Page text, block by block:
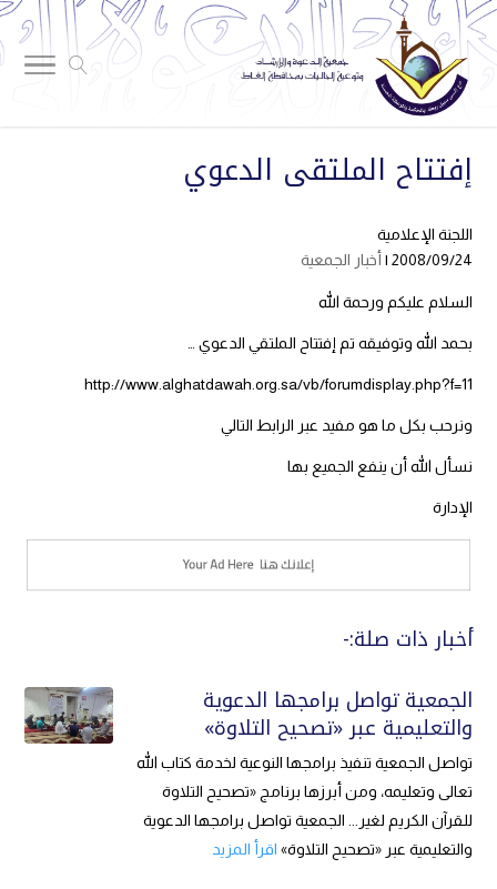
إفتتاح الملتقى الدعوي
اللجنة الإعلامية
2008/09/24 |
أخبار الجمعية
السلام عليكم ورحمة الله
بحمد الله وتوفيقه تم إفتتاح الملتقي الدعوي …
http://www.alghatdawah.org.sa/vb/forumdisplay.php?f=11
ونرحب بكل ما هو مفيد عبر الرابط التالي
نسأل الله أن ينفع الجميع بها
الإدارة
أخبار ذات صلة:-
الجمعية تواصل برامجها الدعوية
والتعليمية عبر «تصحيح التلاوة»
تواصل الجمعية تنفيذ برامجها النوعية لخدمة كتاب الله
تعالى وتعليمه، ومن أبرزها برنامج «تصحيح التلاوة
للقرآن الكريم لغير... الجمعية تواصل برامجها الدعوية
والتعليمية عبر «تصحيح التلاوة» اقرأ المزيد